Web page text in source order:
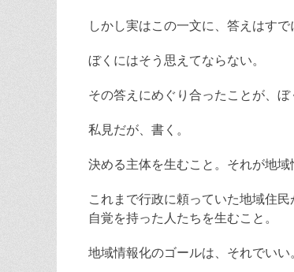
しかし実はこの一文に、答えはすで
ぼくにはそう思えてならない。
その答えにめぐり合ったことが、
私見だが、書く。
決める主体を生むこと。それが地域
これまで行政に頼っていた地域住
自覚を持った人たちを生むこと。
地域情報化のゴールは、それでいい。